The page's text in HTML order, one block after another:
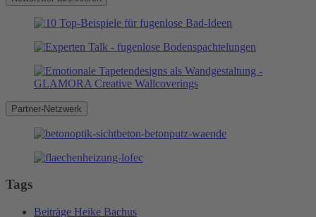
Partner-Netzwerk
Tags
Beiträge Heike Bachus